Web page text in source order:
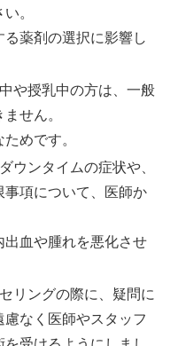
。
薬剤の選択に影響し
や授乳中の方は、一般
せん。
めです。
ウンタイムの症状や、
事項について、医師か
出血や腫れを悪化させ
リングの際に、疑問に
なく医師やスタッフ